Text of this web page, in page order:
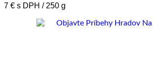
7 € s DPH / 250 g